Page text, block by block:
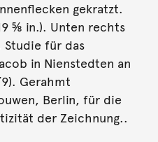
gekratzt.
⅝ in.). Unten rechts
Studie für das
in Nienstedten an
Gerahmt
Berlin, für die
der Zeichnung..